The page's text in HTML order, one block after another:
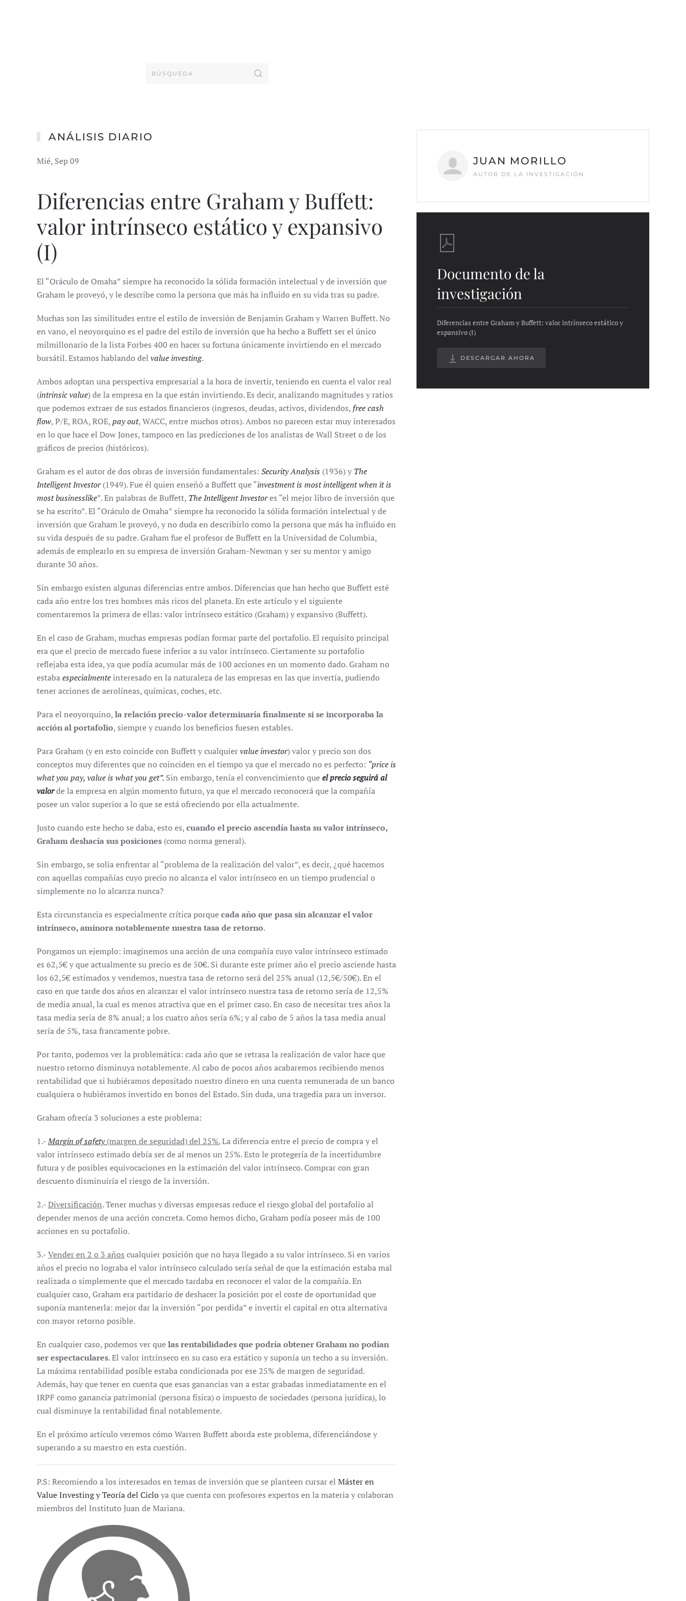
ANÁLISIS DIARIO
Mié, Sep 09
Diferencias entre Graham y Buffett:
valor intrínseco estático y expansivo
(I)
El “Oráculo de Omaha” siempre ha reconocido la sólida formación intelectual y de inversión que
Graham le proveyó, y le describe como la persona que más ha influido en su vida tras su padre.
Muchas son las similitudes entre el estilo de inversión de Benjamin Graham y Warren Buffett. No
en vano, el neoyorquino es el padre del estilo de inversión que ha hecho a Buffett ser el único
milmillonario de la lista Forbes 400 en hacer su fortuna únicamente invirtiendo en el mercado
bursátil. Estamos hablando del value investing.
Ambos adoptan una perspectiva empresarial a la hora de invertir, teniendo en cuenta el valor real
(intrinsic value) de la empresa en la que están invirtiendo. Es decir, analizando magnitudes y ratios
que podemos extraer de sus estados financieros (ingresos, deudas, activos, dividendos, free cash
flow, P/E, ROA, ROE,pay out, WACC, entre muchos otros). Ambos no parecen estar muy interesados
en lo que hace el Dow Jones, tampoco en las predicciones de los analistas de Wall Street o de los
gráficos de precios (históricos).
Graham es el autor de dos obras de inversión fundamentales: Security Analysis (1936) y The
Intelligent Investor(1949). Fue él quien enseñó a Buffett que “investment is most intelligent when it is
most businesslike”. En palabras de Buffett, The Intelligent Investores “el mejor libro de inversión que
se ha escrito”. El “Oráculo de Omaha” siempre ha reconocido la sólida formación intelectual y de
inversión que Graham le proveyó, y no duda en describirlo como la persona que más ha influido en
su vida después de su padre. Graham fue el profesor de Buffett en la Universidad de Columbia,
además de emplearlo en su empresa de inversión Graham-Newman y ser su mentor y amigo
durante 30 años.
Sin embargo existen algunas diferencias entre ambos. Diferencias que han hecho que Buffett esté
cada año entre los tres hombres más ricos del planeta. En este artículo y el siguiente
comentaremos la primera de ellas: valor intrínseco estático (Graham) y expansivo (Buffett).
En el caso de Graham, muchas empresas podían formar parte del portafolio. El requisito principal
era que el precio de mercado fuese inferior a su valor intrínseco. Ciertamente su portafolio
reflejaba esta idea, ya que podía acumular más de 100 acciones en un momento dado. Graham no
estabaespecialmenteinteresado en la naturaleza de las empresas en las que invertía, pudiendo
tener acciones de aerolíneas, químicas, coches, etc.
Para el neoyorquino,la relación precio-valor determinaría finalmente si se incorporaba la
acción al portafolio, siempre y cuando los beneficios fuesen estables.
Para Graham (y en esto coincide con Buffett y cualquiervalue investor) valor y precio son dos
conceptos muy diferentes que no coinciden en el tiempo ya que el mercado no es perfecto: “price is
what you pay, value is what you get”. Sin embargo, tenía el convencimiento queel precio seguirá al
valorde la empresa en algún momento futuro, ya que el mercado reconocerá que la compañía
posee un valor superior a lo que se está ofreciendo por ella actualmente.
Justo cuando este hecho se daba, esto es,cuando el precio ascendía hasta su valor intrínseco,
Graham deshacía sus posiciones (como norma general).
Sin embargo, se solía enfrentar al “problema de la realización del valor”, es decir, ¿qué hacemos
con aquellas compañías cuyo precio no alcanza el valor intrínseco en un tiempo prudencial o
simplemente no lo alcanza nunca?
Esta circunstancia es especialmente crítica porquecada año que pasa sin alcanzar el valor
intrínseco, aminora notablemente nuestra tasa de retorno.
Pongamos un ejemplo: imaginemos una acción de una compañía cuyo valor intrínseco estimado
es 62,5€ y que actualmente su precio es de 50€. Si durante este primer año el precio asciende hasta
los 62,5€ estimados y vendemos, nuestra tasa de retorno será del 25% anual (12,5€/50€). En el
caso en que tarde dos años en alcanzar el valor intrínseco nuestra tasa de retorno sería de 12,5%
de media anual, la cual es menos atractiva que en el primer caso. En caso de necesitar tres años la
tasa media sería de 8% anual; a los cuatro años sería 6%; y al cabo de 5 años la tasa media anual
sería de 5%, tasa francamente pobre.
Por tanto, podemos ver la problemática: cada año que se retrasa la realización de valor hace que
nuestro retorno disminuya notablemente. Al cabo de pocos años acabaremos recibiendo menos
rentabilidad que si hubiéramos depositado nuestro dinero en una cuenta remunerada de un banco
cualquiera o hubiéramos invertido en bonos del Estado. Sin duda, una tragedia para un inversor.
Graham ofrecía 3 soluciones a este problema:
1.-Margin of safety(margen de seguridad) del 25%.La diferencia entre el precio de compra y el
valor intrínseco estimado debía ser de al menos un 25%. Esto le protegería de la incertidumbre
futura y de posibles equivocaciones en la estimación del valor intrínseco. Comprar con gran
descuento disminuiría el riesgo de la inversión.
2.-Diversificación. Tener muchas y diversas empresas reduce el riesgo global del portafolio al
depender menos de una acción concreta. Como hemos dicho, Graham podía poseer más de 100
acciones en su portafolio.
3.-Vender en 2 o 3 años cualquier posición que no haya llegado a su valor intrínseco. Si en varios
años el precio no lograba el valor intrínseco calculado sería señal de que la estimación estaba mal
realizada o simplemente que el mercado tardaba en reconocer el valor de la compañía. En
cualquier caso, Graham era partidario de deshacer la posición por el coste de oportunidad que
suponía mantenerla: mejor dar la inversión “por perdida” e invertir el capital en otra alternativa
con mayor retorno posible.
En cualquier caso, podemos ver quelas rentabilidades que podría obtener Graham no podían
ser espectaculares. El valor intrínseco en su caso era estático y suponía un techo a su inversión.
La máxima rentabilidad posible estaba condicionada por ese 25% de margen de seguridad.
Además, hay que tener en cuenta que esas ganancias van a estar grabadas inmediatamente en el
IRPF como ganancia patrimonial (persona física) o impuesto de sociedades (persona jurídica), lo
cual disminuye la rentabilidad final notablemente.
En el próximo artículo veremos cómo Warren Buffett aborda este problema, diferenciándose y
superando a su maestro en esta cuestión.
P.S: Recomiendo a los interesados en temas de inversión que se planteen cursar el Máster en
Value Investing y Teoría del Cicloya que cuenta con profesores expertos en la materia y colaboran
miembros del Instituto Juan de Mariana.
JUAN MORILLO
AUTOR DE LA INVESTIGACIÓN
Documento de la
investigación
Diferencias entre Graham y Buffett: valor intrínseco estático y
expansivo (I)
DESCARGAR AHORA